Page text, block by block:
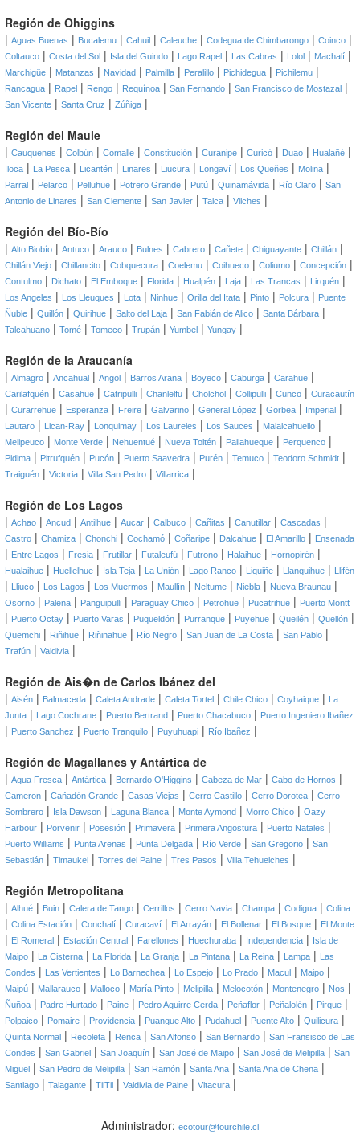
Región de Ohiggins
| Aguas Buenas | Bucalemu | Cahuil | Caleuche | Codegua de Chimbarongo | Coinco |
Coltauco | Costa del Sol | Isla del Guindo | Lago Rapel | Las Cabras | Lolol | Machalí |
Marchigüe | Matanzas | Navidad | Palmilla | Peralillo | Pichidegua | Pichilemu |
Rancagua | Rapel | Rengo | Requínoa | San Fernando | San Francisco de Mostazal |
San Vicente | Santa Cruz | Zúñiga |
Región del Maule
| Cauquenes | Colbún | Comalle | Constitución | Curanipe | Curicó | Duao | Hualañé |
Iloca | La Pesca | Licantén | Linares | Liucura | Longaví | Los Queñes | Molina |
Parral | Pelarco | Pelluhue | Potrero Grande | Putú | Quinamávida | Río Claro | San
Antonio de Linares | San Clemente | San Javier | Talca | Vilches |
Región del Bío-Bío
| Alto Biobío | Antuco | Arauco | Bulnes | Cabrero | Cañete | Chiguayante | Chillán |
Chillán Viejo | Chillancito | Cobquecura | Coelemu | Coihueco | Coliumo | Concepción |
Contulmo | Dichato | El Emboque | Florida | Hualpén | Laja | Las Trancas | Lirquén |
Los Angeles | Los Lleuques | Lota | Ninhue | Orilla del Itata | Pinto | Polcura | Puente
Ñuble | Quillón | Quirihue | Salto del Laja | San Fabián de Alico | Santa Bárbara |
Talcahuano | Tomé | Tomeco | Trupán | Yumbel | Yungay |
Región de la Araucanía
| Almagro | Ancahual | Angol | Barros Arana | Boyeco | Caburga | Carahue |
Carilafquén | Casahue | Catripulli | Chanlelfu | Cholchol | Collipulli | Cunco | Curacautín
| Curarrehue | Esperanza | Freire | Galvarino | General López | Gorbea | Imperial |
Lautaro | Lican-Ray | Lonquimay | Los Laureles | Los Sauces | Malalcahuello |
Melipeuco | Monte Verde | Nehuentué | Nueva Toltén | Pailahueque | Perquenco |
Pidima | Pitrufquén | Pucón | Puerto Saavedra | Purén | Temuco | Teodoro Schmidt |
Traiguén | Victoria | Villa San Pedro | Villarrica |
Región de Los Lagos
| Achao | Ancud | Antilhue | Aucar | Calbuco | Cañitas | Canutillar | Cascadas |
Castro | Chamiza | Chonchi | Cochamó | Coñaripe | Dalcahue | El Amarillo | Ensenada
| Entre Lagos | Fresia | Frutillar | Futaleufú | Futrono | Halaihue | Hornopirén |
Hualaihue | Huellelhue | Isla Teja | La Unión | Lago Ranco | Liquiñe | Llanquihue | Llifén
| Lliuco | Los Lagos | Los Muermos | Maullín | Neltume | Niebla | Nueva Braunau |
Osorno | Palena | Panguipulli | Paraguay Chico | Petrohue | Pucatrihue | Puerto Montt
| Puerto Octay | Puerto Varas | Puqueldón | Purranque | Puyehue | Queilén | Quellón |
Quemchi | Riñihue | Riñinahue | Río Negro | San Juan de La Costa | San Pablo |
Trafún | Valdivia |
Región de Ais�n de Carlos Ibánez del
| Aisén | Balmaceda | Caleta Andrade | Caleta Tortel | Chile Chico | Coyhaique |
La
Junta | Lago Cochrane | Puerto Bertrand | Puerto Chacabuco | Puerto Ingeniero Ibañez
| Puerto Sanchez | Puerto Tranquilo | Puyuhuapi | Río Ibañez |
Región de Magallanes y Antártica de
| Agua Fresca | Antártica | Bernardo O'Higgins | Cabeza de Mar | Cabo de Hornos |
Cameron | Cañadón Grande | Casas Viejas | Cerro Castillo | Cerro Dorotea | Cerro
Sombrero | Isla Dawson | Laguna Blanca | Monte Aymond | Morro Chico | Oazy
Harbour | Porvenir | Posesión | Primavera | Primera Angostura | Puerto Natales |
Puerto Williams | Punta Arenas | Punta Delgada | Río Verde | San Gregorio | San
Sebastián | Timaukel | Torres del Paine | Tres Pasos | Villa Tehuelches |
Región Metropolitana
| Alhué | Buin | Calera de Tango | Cerrillos | Cerro Navia | Champa | Codigua | Colina
| Colina Estación | Conchalí | Curacaví | El Arrayán | El Bollenar | El Bosque | El Monte
| El Romeral | Estación Central | Farellones | Huechuraba | Independencia |
Isla de
Maipo | La Cisterna | La Florida | La Granja | La Pintana | La Reina | Lampa |
Las
Condes | Las Vertientes | Lo Barnechea | Lo Espejo | Lo Prado | Macul | Maipo |
Maipú | Mallarauco | Malloco | María Pinto | Melipilla | Melocotón | Montenegro | Nos |
Ñuñoa | Padre Hurtado | Paine | Pedro Aguirre Cerda | Peñaflor | Peñalolén | Pirque |
Polpaico | Pomaire | Providencia | Puangue Alto | Pudahuel | Puente Alto | Quilicura |
Quinta Normal | Recoleta | Renca | San Alfonso | San Bernardo | San Fransisco de Las
Condes | San Gabriel | San Joaquín | San José de Maipo | San José de Melipilla | San
Miguel | San Pedro de Melipilla | San Ramón | Santa Ana | Santa Ana de Chena |
Santiago | Talagante | TilTil | Valdivia de Paine | Vitacura |
Administrador: ecotour@tourchile.cl